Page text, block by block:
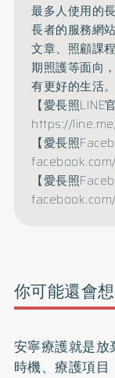
最多人使用的
長者的服務網
文章、照顧課
期照護等面向，
有更好的生活。
【愛長照LINE
https://
【愛長照
【愛長照
你可能還會
安寧療護就是
時機、療護項目